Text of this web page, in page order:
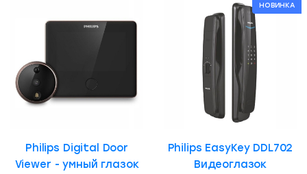
Philips Digital Door
Viewer - умный глазок
НОВИНКА
Philips EasyKey DDL702
Видеоглазок